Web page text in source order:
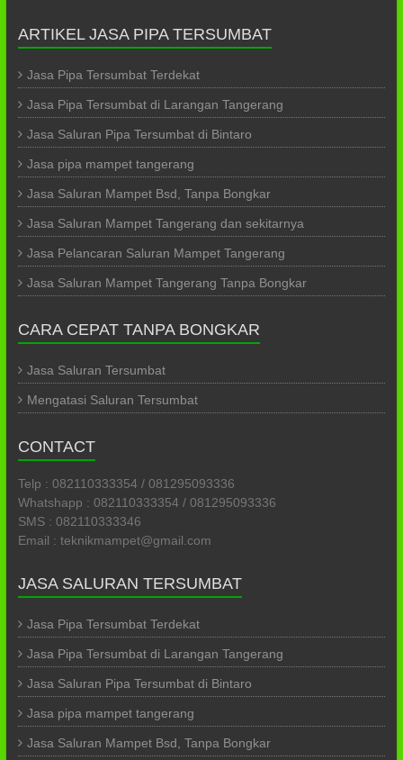
ARTIKEL JASA PIPA TERSUMBAT
Jasa Pipa Tersumbat Terdekat
Jasa Pipa Tersumbat di Larangan Tangerang
Jasa Saluran Pipa Tersumbat di Bintaro
Jasa pipa mampet tangerang
Jasa Saluran Mampet Bsd, Tanpa Bongkar
Jasa Saluran Mampet Tangerang dan sekitarnya
Jasa Pelancaran Saluran Mampet Tangerang
Jasa Saluran Mampet Tangerang Tanpa Bongkar
CARA CEPAT TANPA BONGKAR
Jasa Saluran Tersumbat
Mengatasi Saluran Tersumbat
CONTACT
Telp : 082110333354 / 081295093336
Whatshapp : 082110333354 / 081295093336
SMS : 082110333346
Email : teknikmampet@gmail.com
JASA SALURAN TERSUMBAT
Jasa Pipa Tersumbat Terdekat
Jasa Pipa Tersumbat di Larangan Tangerang
Jasa Saluran Pipa Tersumbat di Bintaro
Jasa pipa mampet tangerang
Jasa Saluran Mampet Bsd, Tanpa Bongkar